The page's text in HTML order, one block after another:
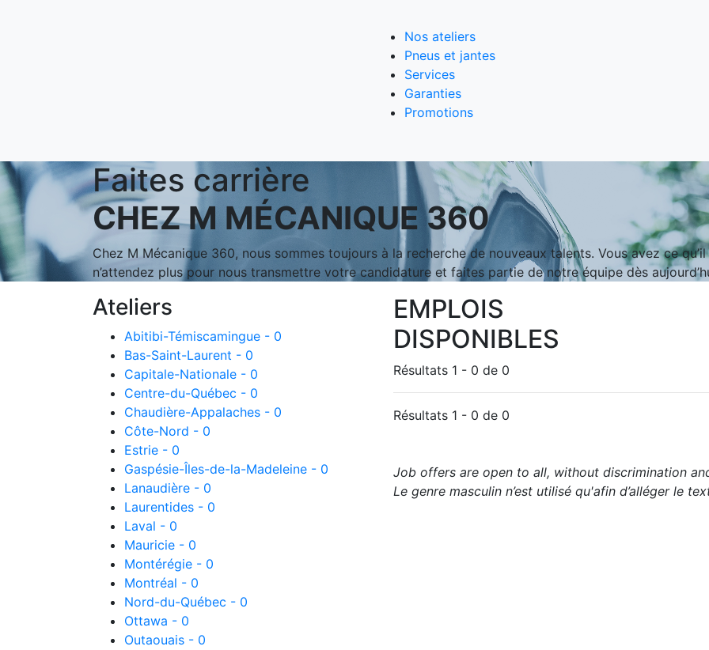
Nos ateliers
Pneus et jantes
Services
Garanties
Promotions
Faites carrière
CHEZ M MÉCANIQUE 360
Chez M Mécanique 360, nous sommes toujours à la recherche de nouveaux talents. Vous avez ce
n’attendez plus pour nous transmettre votre candidature et faites partie de notre équipe dès
Ateliers
Abitibi-Témiscamingue - 0
Bas-Saint-Laurent - 0
Capitale-Nationale - 0
Centre-du-Québec - 0
Chaudière-Appalaches - 0
Côte-Nord - 0
Estrie - 0
Gaspésie-Îles-de-la-Madeleine - 0
Lanaudière - 0
Laurentides - 0
Laval - 0
Mauricie - 0
Montérégie - 0
Montréal - 0
Nord-du-Québec - 0
Ottawa - 0
Outaouais - 0
EMPLOIS
DISPONIBLES
Résultats 1 - 0 de 0
Résultats 1 - 0 de 0
Job offers are open to all, without discrimination
Le genre masculin n’est utilisé qu'afin d’alléger le